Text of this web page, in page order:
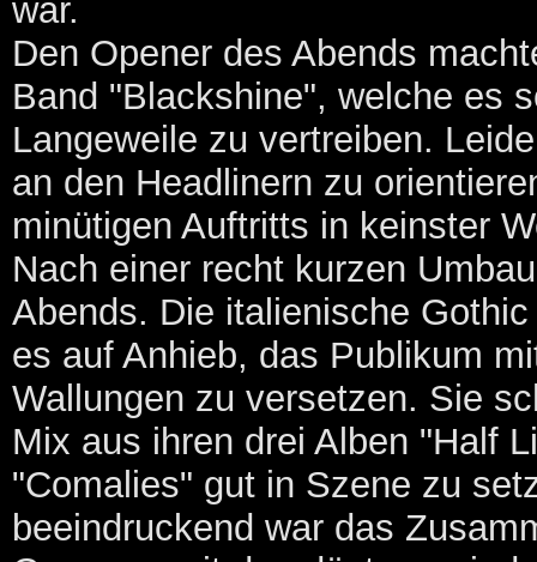
war.
Den Opener des Abends
Band "Blackshine", welche es
Langeweile zu vertreiben.
an den Headlinern zu
minütigen Auftritts in keinster
Nach einer recht kurzen
Abends. Die italienische
es auf Anhieb, das Publikum
Wallungen zu versetzen. Sie
Mix aus ihren drei Alben "Half
"Comalies" gut in Szene zu
beeindruckend war das